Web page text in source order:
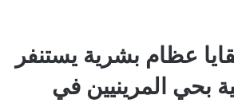
عظام بشرية يستنفر
بحي المرينيين في